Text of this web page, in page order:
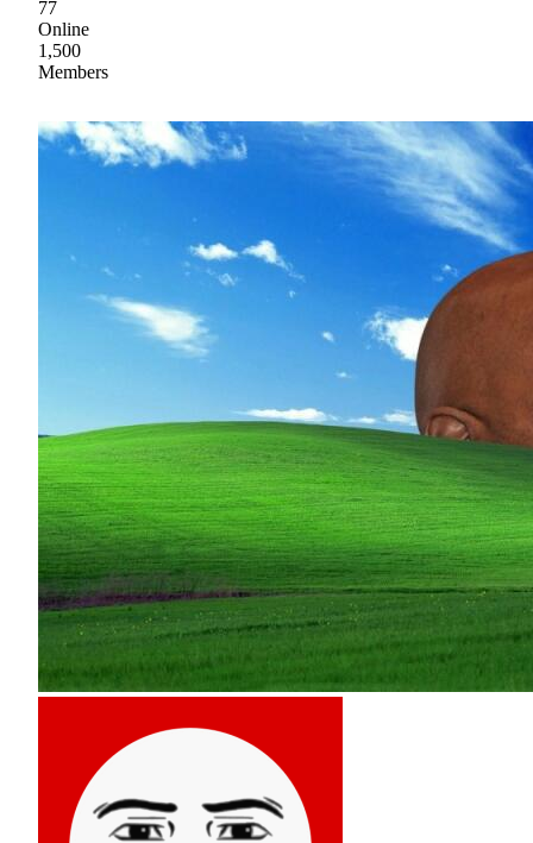
77
Online
1,500
Members